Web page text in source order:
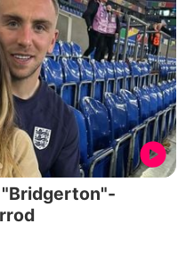
"Bridgerton"-